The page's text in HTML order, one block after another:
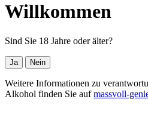
Willkommen
Sind Sie 18 Jahre oder älter?
Ja Nein
Weitere Informationen zu
Alkohol finden Sie aufmassvoll-